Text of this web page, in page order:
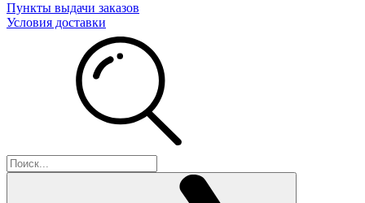
Пункты выдачи заказов
Условия доставки